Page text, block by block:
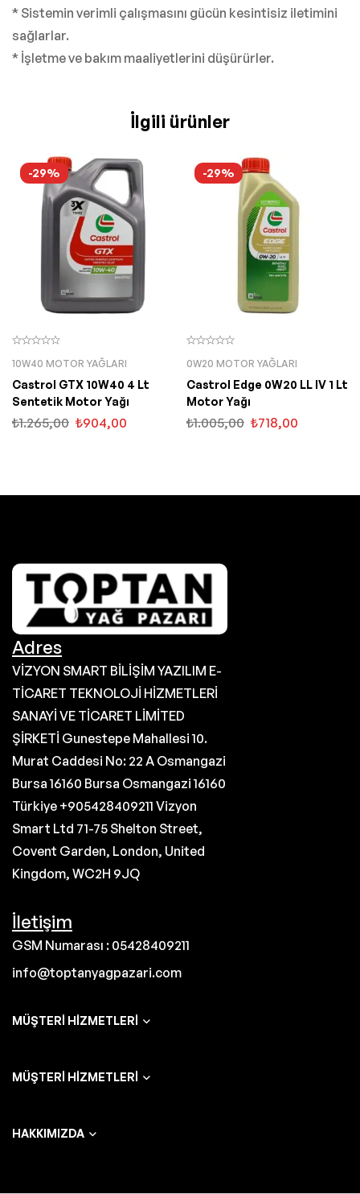
* Sistemin verimli çalışmasını gücün kesintisiz iletimini
sağlarlar.
* İşletme ve bakım maaliyetlerini düşürürler.
İlgili ürünler
-29%
10W40 MOTOR YAĞLARI
Castrol GTX 10W40 4 Lt
Sentetik Motor Yağı
₺1.265,00 ₺904,00
-29%
0W20 MOTOR YAĞLARI
Castrol Edge 0W20 LL IV 1 Lt
Motor Yağı
₺1.005,00 ₺718,00
Adres
VİZYON SMART BİLİŞİM YAZILIM E-
TİCARET TEKNOLOJİ HİZMETLERİ
SANAYİ VE TİCARET LİMİTED
ŞİRKETİ Gunestepe Mahallesi 10.
Murat Caddesi No: 22 A Osmangazi
Bursa 16160 Bursa Osmangazi 16160
Türkiye +905428409211 Vizyon
Smart Ltd 71-75 Shelton Street,
Covent Garden, London, United
Kingdom, WC2H 9JQ
İletişim
GSM Numarası : 05428409211
info@toptanyagpazari.com
MÜŞTERI HIZMETLERI
MÜŞTERI HIZMETLERI
HAKKIMIZDA